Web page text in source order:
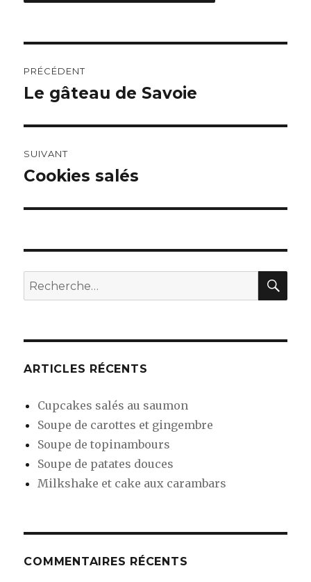
de
PRÉCÉDENT
Article
Le gâteau de Savoie
SUIVANT
Article
Cookies salés
Recherche
pour
ARTICLES RÉCENTS
Cupcakes salés au saumon
Soupe de carottes et gingembre
Soupe de topinambours
Soupe de patates douces
Milkshake et cake aux carambars
COMMENTAIRES RÉCENTS